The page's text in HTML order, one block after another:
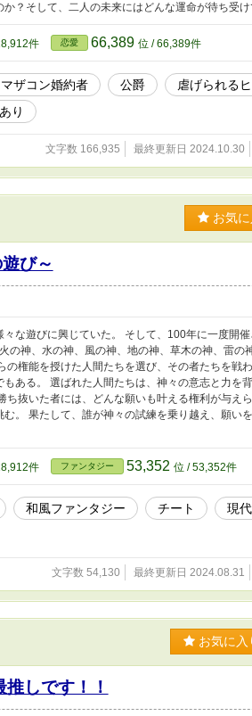
？そして、二人の未来にはどんな運命が待ち受け
件 恋愛 66,389 位 / 66,389件
マザコン婚約者 公爵
虐げられる
り
文字数 166,935 最終更新日 2024.10.30
お気
び～
な遊びに興じていた。 そして、100年に一度開
の神、水の神、風の神、地の神、草木の神、雷の
権能を授けた人間たちを選び、その者たちを戦
ある。 選ばれた人間たちは、神々の意志と力を
抜いた者には、どんな願いも叶える権利が与え
。 果たして、誰が神々の試練を乗り越え、願い
件 ファンタジー 53,352 位 / 53,352件
和風ファンタジー チート
現
文字数 54,130 最終更新日 2024.08.31
お気に入
しです！！